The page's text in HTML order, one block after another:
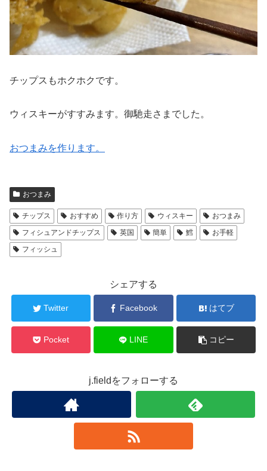
チップスもホクホクです。
ウィスキーがすすみます。御馳走さまでした。
おつまみを作ります。
おつまみ
チップス おすすめ 作り方 ウィスキー
おつまみ
フィシュアンドチップス
英国 簡単 鱈
お手軽
フィッシュ
シェアする
Twitter Facebook はてブ
Pocket LINE コピー
j.fieldをフォローする